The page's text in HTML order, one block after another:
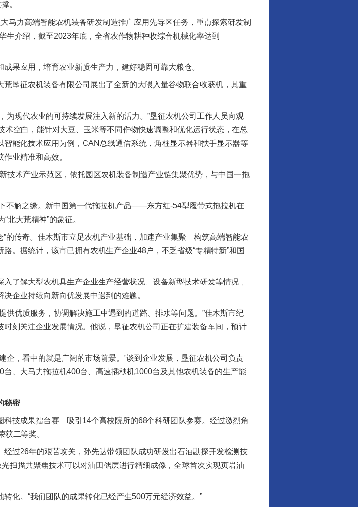
。
力高端智能农机装备研发制造推广应用先导区任务，重点探索研发制
生介绍，截至2023年底，全省农作物耕种收综合机械化率达到
应用，培育农业新质生产力，建好稳固可靠大粮仓。
征农机装备有限公司展出了全新的大喂入量谷物联合收获机，其重
现代农业的可持续发展注入新的活力。”垦征农机公司工作人员向观
空白，能针对大豆、玉米等不同作物快速调整和优化运行状态，在总
能化技术应用为例，CAN总线通信系统，角柱显示器和扶手显示器等
业精准和高效。
术产业示范区，依托园区农机装备制造产业链集聚优势，与中国一拖
不解之缘。新中国第一代拖拉机产品——东方红-54型履带式拖拉机在
北大荒精神”的象征。
传奇。佳木斯市立足农机产业基础，加速产业集聚，构筑高端智能农
。据统计，该市已拥有农机生产企业48户，不乏省级“专精特新”和国
解大型农机具生产企业生产经营状况、设备新型技术研发等情况，
企业持续向新向优发展中遇到的难题。
优质服务，协调解决施工中遇到的道路、排水等问题。”佳木斯市纪
刻关注企业发展情况。他说，垦征农机公司正在扩建装备车间，预计
，看中的就是广阔的市场前景。”谈到企业发展，垦征农机公司负责
台、大马力拖拉机400台、高速插秧机1000台及其他农机装备的生产能
秘密
成果擂台赛，吸引14个高校院所的68个科研团队参赛。经过激烈角
二等奖。
26年的艰苦攻关，孙先达带领团队成功研发出石油勘探开发检测技
扫描共聚焦技术可以对油田储层进行精细成像，全球首次实现页岩油
。“我们团队的成果转化已经产生500万元经济效益。”